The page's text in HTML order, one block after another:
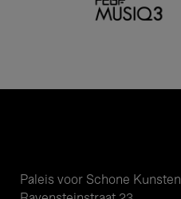
Paleis voor Schone Kunsten